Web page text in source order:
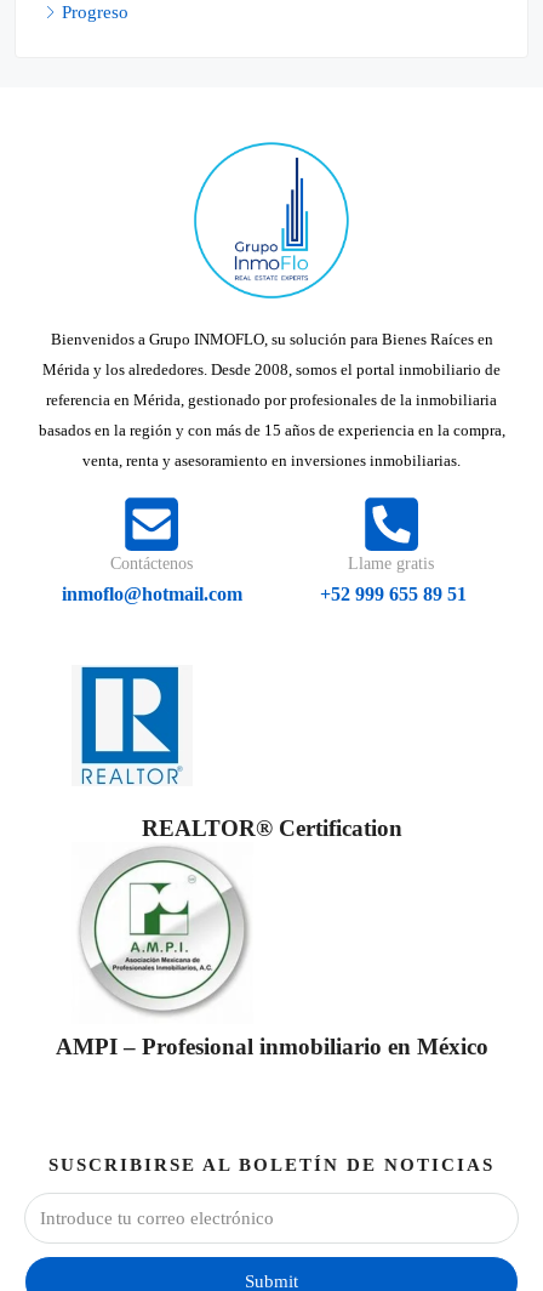
Progreso
Bienvenidos a Grupo INMOFLO, su solución para Bienes Raíces en
Mérida y los alrededores. Desde 2008, somos el portal inmobiliario de
referencia en Mérida, gestionado por profesionales de la inmobiliaria
basados en la región y con más de 15 años de experiencia en la compra,
venta, renta y asesoramiento en inversiones inmobiliarias.
Contáctenos
inmoflo@hotmail.com
Llame gratis
+52 999 655 89 51
REALTOR® Certification
AMPI – Profesional inmobiliario en México
SUSCRIBIRSE AL BOLETÍN DE NOTICIAS
Submit